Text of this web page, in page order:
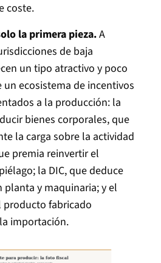
coste.
la primera pieza.A
de baja
un tipo atractivo y poco
un ecosistema de incentivos
a la producción: la
bienes corporales, que
la carga sobre la actividad
premia reinvertir el
la DIC, que deduce
planta y maquinaria; y el
producto fabricado
importación.